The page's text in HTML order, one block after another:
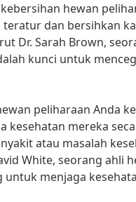
hewan
teratur dan bersihkan
Dr. Sarah Brown,
kunci untuk
peliharaan Anda
kesehatan mereka
atau masalah
White, seorang ahli
menjaga